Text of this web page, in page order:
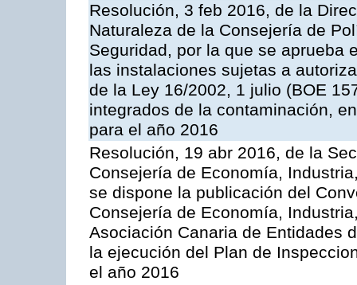
Resolución, 3 feb 2016, de la
Naturaleza de la Consejería de
Seguridad, por la que se aprueba
las instalaciones sujetas a
de la Ley 16/2002, 1 julio (BOE
integrados de la contaminación,
para el año 2016
Resolución, 19 abr 2016, de la
Consejería de Economía,
se dispone la publicación del
Consejería de Economía,
Asociación Canaria de Entidades
la ejecución del Plan de
el año 2016